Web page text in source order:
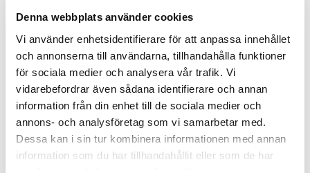
Denna webbplats använder cookies
Vi använder enhetsidentifierare för att anpassa innehållet
och annonserna till användarna, tillhandahålla funktioner
för sociala medier och analysera vår trafik. Vi
vidarebefordrar även sådana identifierare och annan
information från din enhet till de sociala medier och
annons- och analysföretag som vi samarbetar med.
Dessa kan i sin tur kombinera informationen med annan
information som du har tillhandahållit eller som de har
kompetensbaserad rekrytering. Kontakta oss så berättar vi
mer!
Se hela vårt kursutbud här!
Skribent
Hanna Flink